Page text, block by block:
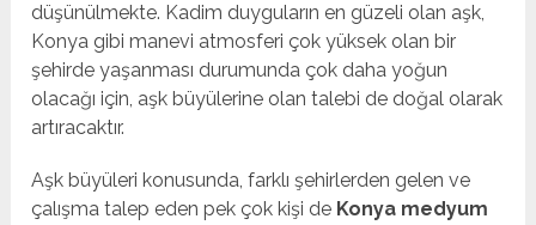
düşünülmekte. Kadim duyguların en güzeli olan aşk,
Konya gibi manevi atmosferi çok yüksek olan bir
şehirde yaşanması durumunda çok daha yoğun
olacağı için, aşk büyülerine olan talebi de doğal olarak
artıracaktır.
Aşk büyüleri konusunda, farklı şehirlerden gelen ve
çalışma talep eden pek çok kişi de Konya medyum